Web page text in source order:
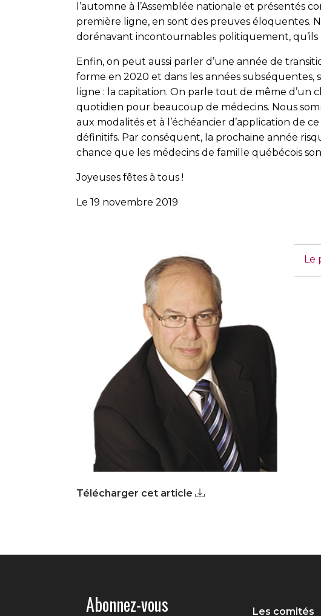
l’automne à l’Assemblée nationale et présentés
première ligne, en sont des preuves éloquentes.
dorénavant incontournables politiquement,
Enfin, on peut aussi parler d’une année de
forme en 2020 et dans les années
ligne : la capitation. On parle tout de même
quotidien pour beaucoup de médecins. Nous
aux modalités et à l’échéancier d’application de
définitifs. Par conséquent, la prochaine année
chance que les médecins de famille québécois
Joyeuses fêtes à tous !
Le 19 novembre 2019
Le
Télécharger cet article
Abonnez-vous
Les comités